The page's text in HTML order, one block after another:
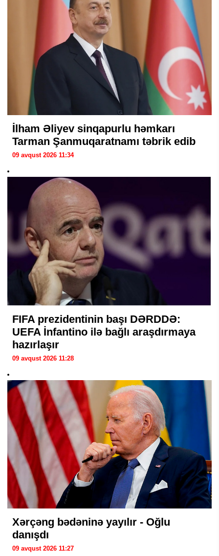
İlham Əliyev sinqapurlu həmkarı
Tarman Şanmuqaratnamı təbrik edib
09 avqust 2026 11:34
FIFA prezidentinin başı DƏRDDƏ:
UEFA İnfantino ilə bağlı araşdırmaya
hazırlaşır
09 avqust 2026 11:28
Xərçəng bədəninə yayılır - Oğlu
danışdı
09 avqust 2026 11:27